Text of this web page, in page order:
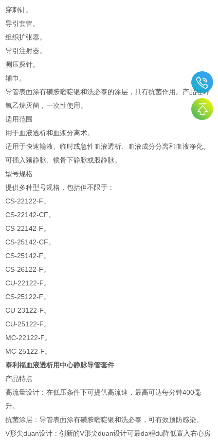
穿刺针。
导引套管。
组织扩张器。
导引注射器。
测压探针。
辅巾。
导管表面涂有磺胺嘧啶银和洗必泰的涂层，具有抗菌作用。产品经环
氧乙烷灭菌，一次性使用。
适用范围
用于血液透析和血浆分离术。
适用于快速输液、临时或急性血液透析、血液成分分离和血液净化。
可插入颈静脉、锁骨下静脉或股静脉。
型号规格
提供多种型号规格，包括但不限于：
CS-22122-F。
CS-22142-CF。
CS-22142-F。
CS-25142-CF。
CS-25142-F。
CS-26122-F。
CU-22122-F。
CS-25122-F。
CU-23122-F。
CU-25122-F。
MC-22122-F。
MC-25122-F。
泰利福血液透析用中心静脉导管套件
产品特点
高流量设计：在低压条件下可提供高流速，最高可达每分钟400毫
升。
抗菌涂层：导管表面涂有磺胺嘧啶银和洗必泰，可有效预防感染。
V形尖duan设计：创新的V形尖duan设计可最da程du降低置入右心房